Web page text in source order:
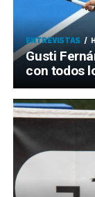
ENTREVISTAS
Gusti
con todos